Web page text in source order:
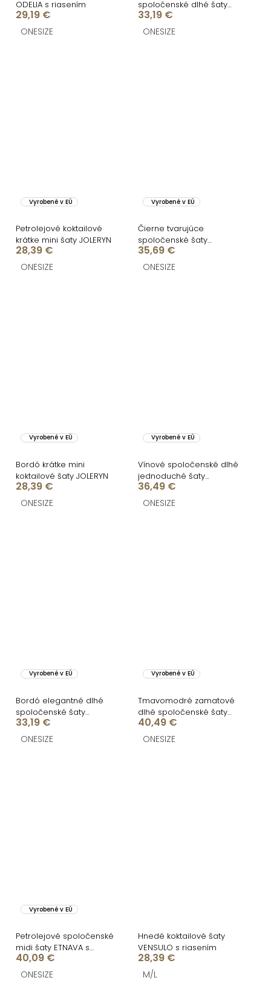
ODELIA s riasením
29,19 €
ONESIZE
spoločenské dlhé šaty
LETERA s riasením
33,19 €
ONESIZE
Vyrobené v EÚ
Petrolejové koktailové
krátke mini šaty JOLERYN
28,39 €
ONESIZE
Vyrobené v EÚ
Čierne tvarujúce
spoločenské šaty
NOBLEN
35,69 €
ONESIZE
Vyrobené v EÚ
Bordó krátke mini
koktailové šaty JOLERYN
28,39 €
ONESIZE
Vyrobené v EÚ
Vínové spoločenské dlhé
jednoduché šaty
ESSENTIA
36,49 €
ONESIZE
Vyrobené v EÚ
Bordó elegantné dlhé
spoločenské šaty
DRAVELY s riasením
33,19 €
ONESIZE
Vyrobené v EÚ
Tmavomodré zamatové
dlhé spoločenské šaty
DURAYA
40,49 €
ONESIZE
Vyrobené v EÚ
Petrolejové spoločenské
midi šaty ETNAVA s
rázporkom
40,09 €
ONESIZE
Hnedé koktailové šaty
VENSULO s riasením
28,39 €
M/L